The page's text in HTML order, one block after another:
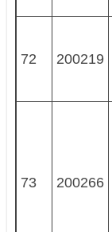
72 200219
73 200266